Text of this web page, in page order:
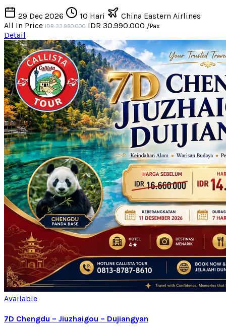
29 Dec 2026 10 Hari
China Eastern Airlines
All In Price IDR 33.990.000 IDR 30.990.000 /Pax
Detail
Available
7D Chengdu – Jiuzhaigou – Dujiangyan